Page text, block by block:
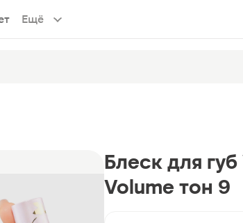
Ещё
Блеск для
Volume тон 9